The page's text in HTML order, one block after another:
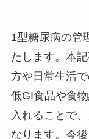
1型糖尿病の管
たします。本
方や日常生活
低GI食品や食
入れることで
なります。今